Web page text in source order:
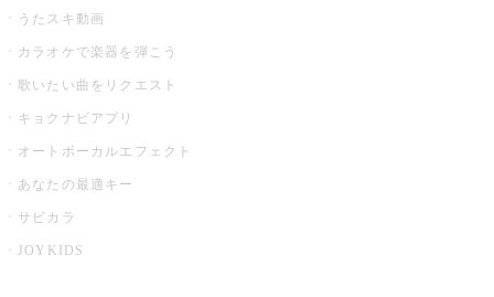
うたスキ動画
カラオケで楽器を弾こう
歌いたい曲をリクエスト
キョクナビアプリ
オートボーカルエフェクト
あなたの最適キー
サビカラ
JOYKIDS